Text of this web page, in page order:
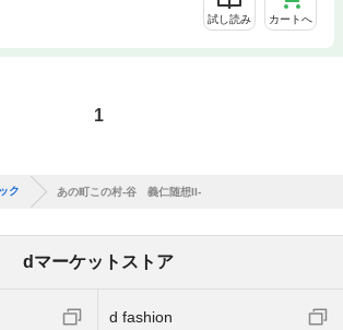
試し読み カートへ
1
ク あの町この村-谷 義仁随想II-
dマーケットストア
d fashion